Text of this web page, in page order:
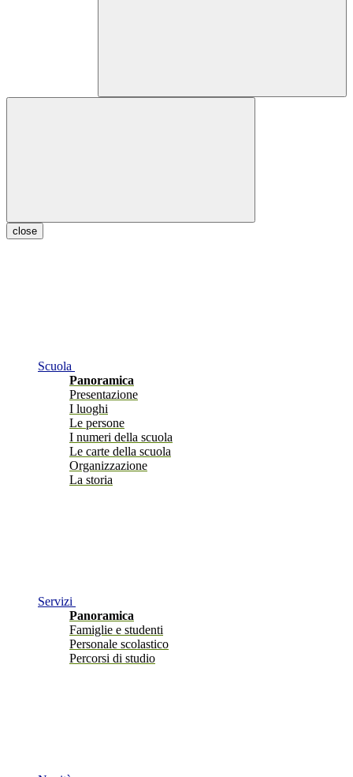
close
Scuola
Panoramica
Presentazione
I luoghi
Le persone
I numeri della scuola
Le carte della scuola
Organizzazione
La storia
Servizi
Panoramica
Famiglie e studenti
Personale scolastico
Percorsi di studio